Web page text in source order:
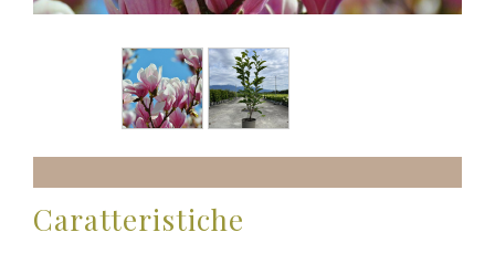
Caratteristiche